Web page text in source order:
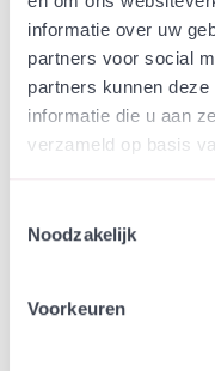
informatie over uw
partners voor social
partners kunnen
informatie die u aan
verzameld op basis
Noodzakelijk
Voorkeuren
Specificatie
Heldere gele
op een grijzige